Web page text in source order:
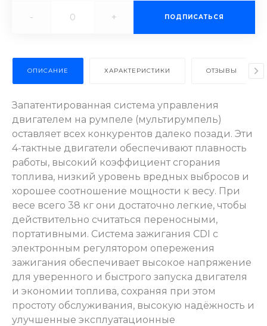
- + ПОДПИСАТЬСЯ
ОПИСАНИЕ ХАРАКТЕРИСТИКИ ОТЗЫВЫ
Запатентированная система управления
двигателем на румпеле (мультирумпель)
оставляет всех конкурентов далеко позади. Эти
4-тактные двигатели обеспечивают плавность
работы, высокий коэффициент сгорания
топлива, низкий уровень вредных выбросов и
хорошее соотношение мощности к весу. При
весе всего 38 кг они достаточно легкие, чтобы
действительно считаться переносными,
портативными. Система зажигания CDI с
электронным регулятором опережения
зажигания обеспечивает высокое напряжение
для уверенного и быстрого запуска двигателя
и экономии топлива, сохраняя при этом
простоту обслуживания, высокую надёжность и
улучшенные эксплуатационные